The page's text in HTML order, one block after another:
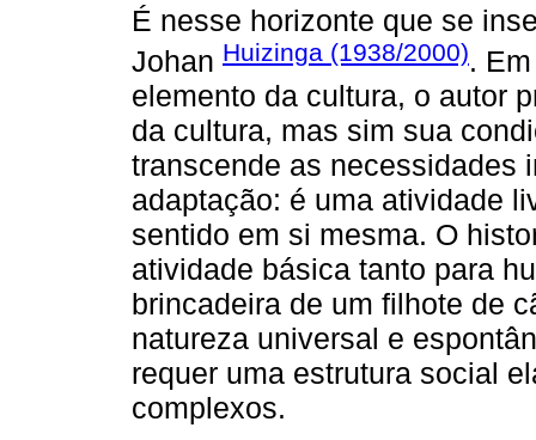
É nesse horizonte que se
Johan Huizinga (1938/2000).
elemento da cultura, o autor
da cultura, mas sim sua
transcende as necessidades
adaptação: é uma atividade
sentido em si mesma. O
atividade básica tanto para
brincadeira de um filhote de
natureza universal e
requer uma estrutura social
complexos.